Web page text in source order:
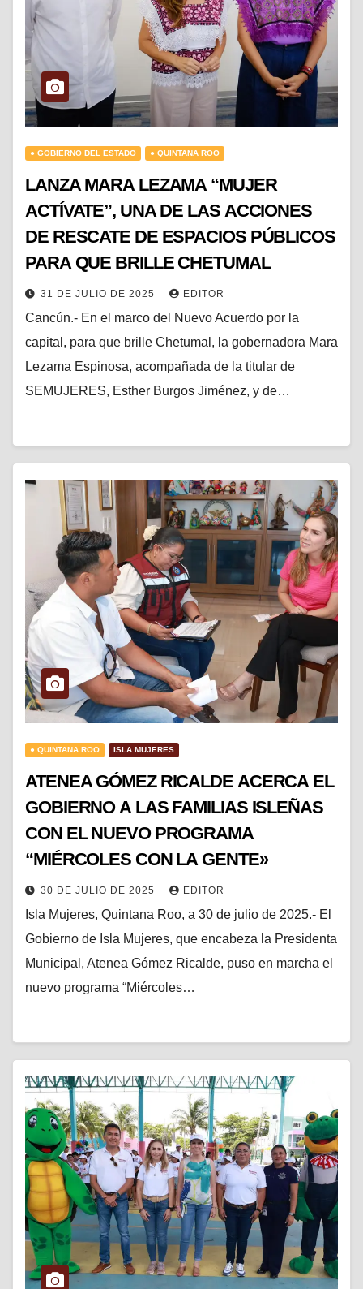
● GOBIERNO DEL ESTADO ● QUINTANA ROO
LANZA MARA LEZAMA “MUJER
ACTÍVATE”, UNA DE LAS ACCIONES
DE RESCATE DE ESPACIOS PÚBLICOS
PARA QUE BRILLE CHETUMAL
31 DE JULIO DE 2025 EDITOR
Cancún.- En el marco del Nuevo Acuerdo por la
capital, para que brille Chetumal, la gobernadora Mara
Lezama Espinosa, acompañada de la titular de
SEMUJERES, Esther Burgos Jiménez, y de…
● QUINTANA ROO ISLA MUJERES
ATENEA GÓMEZ RICALDE ACERCA EL
GOBIERNO A LAS FAMILIAS ISLEÑAS
CON EL NUEVO PROGRAMA
“MIÉRCOLES CON LA GENTE»
30 DE JULIO DE 2025 EDITOR
Isla Mujeres, Quintana Roo, a 30 de julio de 2025.- El
Gobierno de Isla Mujeres, que encabeza la Presidenta
Municipal, Atenea Gómez Ricalde, puso en marcha el
nuevo programa “Miércoles…